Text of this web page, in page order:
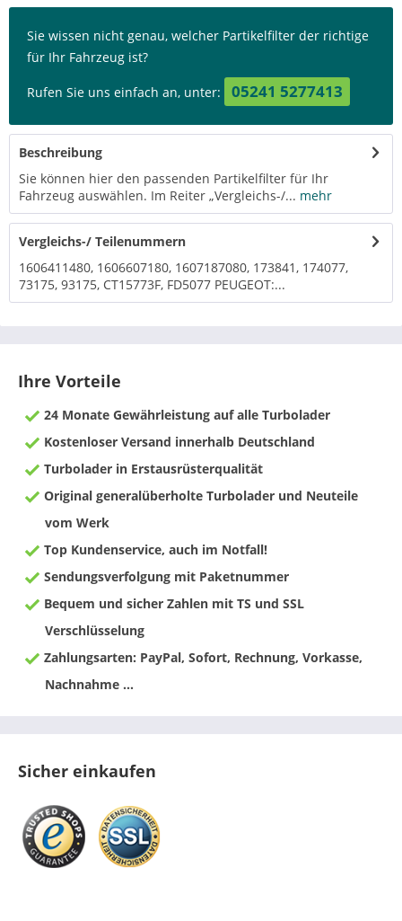
Sie wissen nicht genau, welcher Partikelfilter der richtige
für Ihr Fahrzeug ist?
Rufen Sie uns einfach an, unter: 05241 5277413
Beschreibung
Sie können hier den passenden Partikelfilter für Ihr
Fahrzeug auswählen. Im Reiter „Vergleichs-/... mehr
Vergleichs-/ Teilenummern
1606411480, 1606607180, 1607187080, 173841, 174077,
73175, 93175, CT15773F, FD5077 PEUGEOT:...
Ihre Vorteile
24 Monate Gewährleistung auf alle Turbolader
Kostenloser Versand innerhalb Deutschland
Turbolader in Erstausrüsterqualität
Original generalüberholte Turbolader und Neuteile
vom Werk
Top Kundenservice, auch im Notfall!
Sendungsverfolgung mit Paketnummer
Bequem und sicher Zahlen mit TS und SSL
Verschlüsselung
Zahlungsarten: PayPal, Sofort, Rechnung, Vorkasse,
Nachnahme ...
Sicher einkaufen